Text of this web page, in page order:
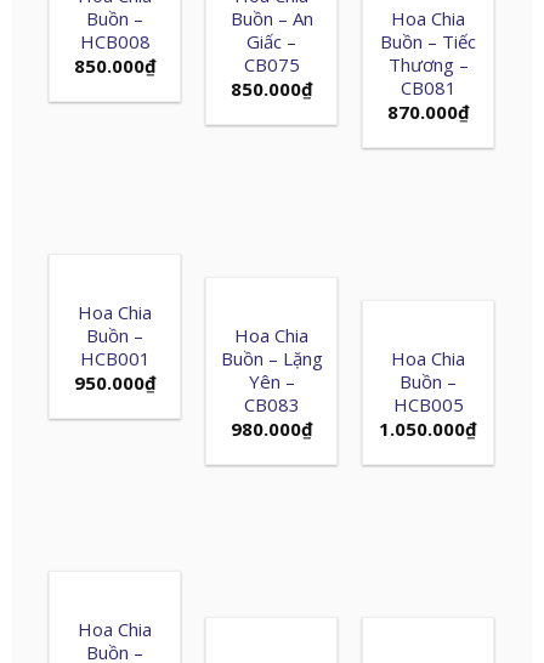
Buồn –
HCB008
850.000₫
Buồn – An
Giấc –
CB075
850.000₫
Hoa Chia
Buồn – Tiếc
Thương –
CB081
870.000₫
Hoa Chia
Buồn –
HCB001
950.000₫
Hoa Chia
Buồn – Lặng
Yên –
CB083
980.000₫
Hoa Chia
Buồn –
HCB005
1.050.000₫
Hoa Chia
Buồn –